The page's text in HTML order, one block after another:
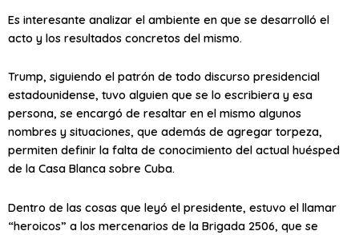
Es interesante analizar el ambiente en que se desarrolló el
acto y los resultados concretos del mismo.
Trump, siguiendo el patrón de todo discurso presidencial
estadounidense, tuvo alguien que se lo escribiera y esa
persona, se encargó de resaltar en el mismo algunos
nombres y situaciones, que además de agregar torpeza,
permiten definir la falta de conocimiento del actual huésped
de la Casa Blanca sobre Cuba.
Dentro de las cosas que leyó el presidente, estuvo el llamar
“heroicos” a los mercenarios de la Brigada 2506, que se